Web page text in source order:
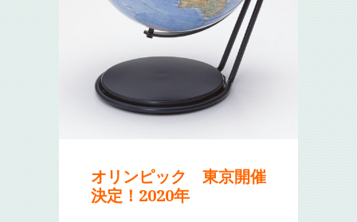
オリンピック 東京開催
決定！2020年